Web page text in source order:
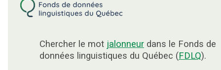
Chercher le mot jalonneur dans le Fonds de
données linguistiques du Québec (FDLQ).